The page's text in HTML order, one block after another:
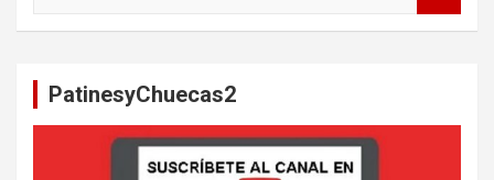
PatinesyChuecas2